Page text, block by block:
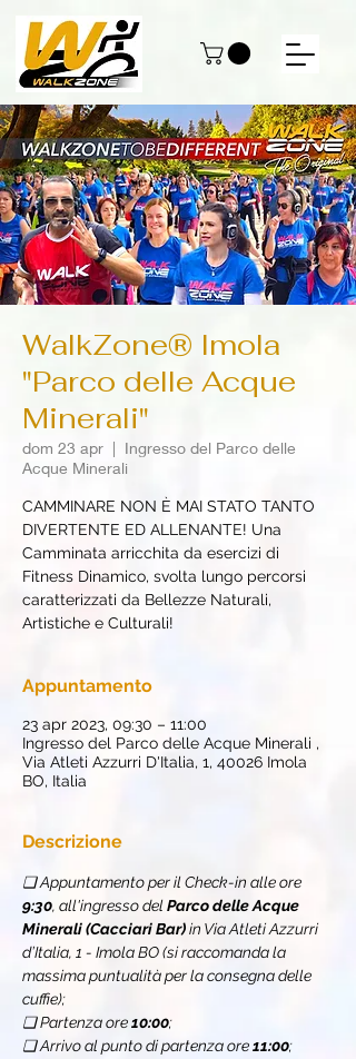
WalkZone® Imola
"Parco delle Acque
Minerali"
dom 23 apr
  |
Ingresso del Parco delle
Acque Minerali
CAMMINARE NON È MAI STATO TANTO
DIVERTENTE ED ALLENANTE! Una
Camminata arricchita da esercizi di
Fitness Dinamico, svolta lungo percorsi
caratterizzati da Bellezze Naturali,
Artistiche e Culturali!
Appuntamento
23 apr 2023, 09:30 – 11:00
Ingresso del Parco delle Acque Minerali ,
Via Atleti Azzurri D'Italia, 1, 40026 Imola
BO, Italia
Descrizione
❏ Appuntamento per il Check-in alle ore
9:30, all'ingresso del Parco delle Acque
Minerali (Cacciari Bar) in Via Atleti Azzurri
d’Italia, 1 - Imola BO (si raccomanda la
massima puntualità per la consegna delle
cuffie);
❏ Partenza ore 10:00;
❏ Arrivo al punto di partenza ore 11:00;